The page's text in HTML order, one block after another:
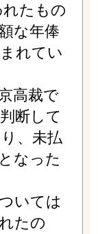
たもの
な年俸
れてい
高裁で
断して
、未払
なった
いては
たの